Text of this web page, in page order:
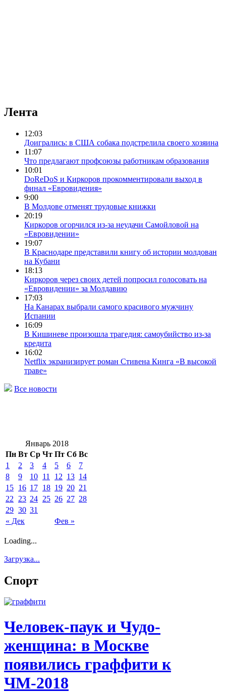
Лента
12:03
Доигрались: в США собака подстрелила своего хозяина
11:07
Что предлагают профсоюзы работникам образования
10:01
DoReDoS и Киркоров прокомментировали выход в
финал «Евровидения»
9:00
В Молдове отменят трудовые книжки
20:19
Киркоров огорчился из-за неудачи Самойловой на
«Евровидении»
19:07
В Краснодаре представили книгу об истории молдован
на Кубани
18:13
Киркоров через своих детей попросил голосовать на
«Евровидении» за Молдавию
17:03
На Канарах выбрали самого красивого мужчину
Испании
16:09
В Кишиневе произошла трагедия: самоубийство из-за
кредита
16:02
Netflix экранизирует роман Стивена Кинга «В высокой
траве»
Все новости
Январь 2018
Пн Вт Ср Чт Пт Сб Вс
« Дек Фев »
1 2 3 4 5 6
7
8
9 10 11 12 13 14
15 16 17 18 19 20 21
22
23 24 25 26 27 28
29 30 31
Loading...
Загрузка...
Спорт
Человек-паук и Чудо-
женщина: в Москве
появились граффити к
ЧМ-2018